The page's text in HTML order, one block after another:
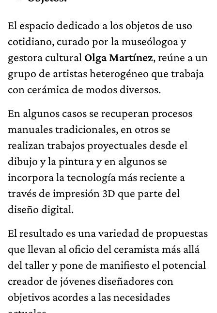
El espacio dedicado a los objetos de uso
cotidiano, curado por la museólogoa y
gestora cultural Olga Martínez, reúne a un
grupo de artistas heterogéneo que trabaja
con cerámica de modos diversos.
En algunos casos se recuperan procesos
manuales tradicionales, en otros se
realizan trabajos proyectuales desde el
dibujo y la pintura y en algunos se
incorpora la tecnología más reciente a
través de impresión 3D que parte del
diseño digital.
El resultado es una variedad de propuestas
que llevan al oficio del ceramista más allá
del taller y pone de manifiesto el potencial
creador de jóvenes diseñadores con
objetivos acordes a las necesidades